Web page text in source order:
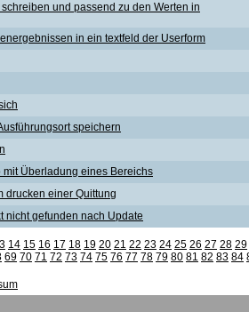
und passend zu den Werten in
in ein textfeld der Userform
speichern
mit Überladung eines Bereichs
drucken einer Quittung
nicht gefunden nach Update
14 15 16 17 18 19 20 21 22 23 24 25 26 27 28 29
69 70 71 72 73 74 75 76 77 78 79 80 81 82 83 84